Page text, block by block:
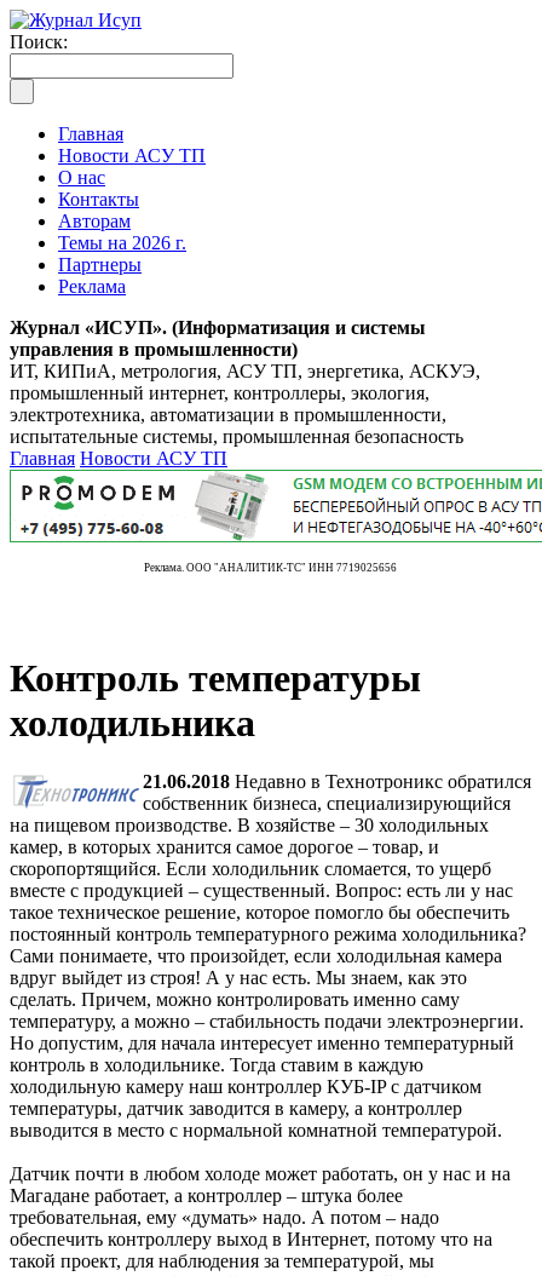
Поиск:
Главная
Новости АСУ ТП
О нас
Контакты
Авторам
Темы на 2026 г.
Партнеры
Реклама
Журнал «ИСУП». (Информатизация и системы
управления в промышленности)
ИТ, КИПиА, метрология, АСУ ТП, энергетика, АСКУЭ,
промышленный интернет, контроллеры, экология,
электротехника, автоматизации в промышленности,
испытательные системы, промышленная безопасность
Главная Новости АСУ ТП
Реклама. ООО "АНАЛИТИК-ТС" ИНН 7719025656
Контроль температуры
холодильника
21.06.2018 Недавно в Технотроникс обратился
собственник бизнеса, специализирующийся
на пищевом производстве. В хозяйстве – 30 холодильных
камер, в которых хранится самое дорогое – товар, и
скоропортящийся. Если холодильник сломается, то ущерб
вместе с продукцией – существенный. Вопрос: есть ли у нас
такое техническое решение, которое помогло бы обеспечить
постоянный контроль температурного режима холодильника?
Сами понимаете, что произойдет, если холодильная камера
вдруг выйдет из строя! А у нас есть. Мы знаем, как это
сделать. Причем, можно контролировать именно саму
температуру, а можно – стабильность подачи электроэнергии.
Но допустим, для начала интересует именно температурный
контроль в холодильнике. Тогда ставим в каждую
холодильную камеру наш контроллер КУБ-IP с датчиком
температуры, датчик заводится в камеру, а контроллер
выводится в место с нормальной комнатной температурой.
Датчик почти в любом холоде может работать, он у нас и на
Магадане работает, а контроллер – штука более
требовательная, ему «думать» надо. А потом – надо
обеспечить контроллеру выход в Интернет, потому что на
такой проект, для наблюдения за температурой, мы